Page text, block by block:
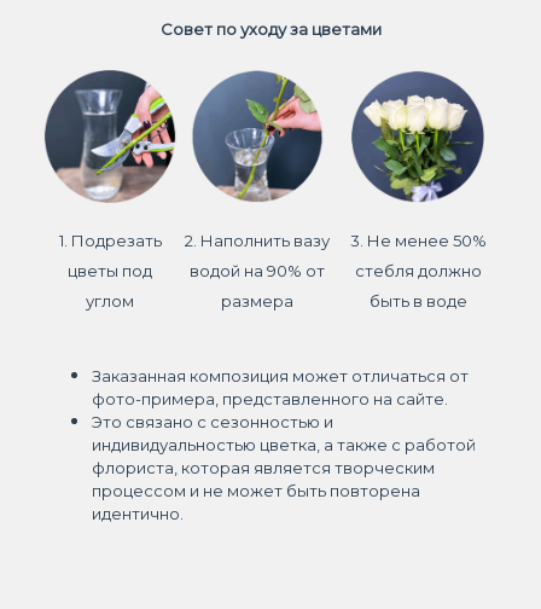
Совет по уходу за цветами
1. Подрезать
цветы под
углом
2. Наполнить вазу
водой на 90% от
размера
3. Не менее 50%
стебля должно
быть в воде
Заказанная композиция может отличаться от
фото-примера, представленного на сайте.
Это связано с сезонностью и
индивидуальностью цветка, а также с работой
флориста, которая является творческим
процессом и не может быть повторена
идентично.